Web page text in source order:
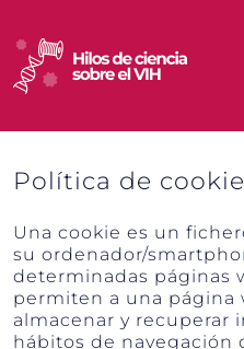
Política de
Una cookie es un
su ordenador/
determinadas páginas
permiten a una página
almacenar y recuperar
hábitos de navegación